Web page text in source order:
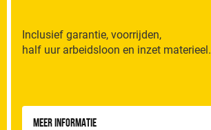
Inclusief garantie, voorrijden,
half uur arbeidsloon en inzet materieel.
Meer informatie